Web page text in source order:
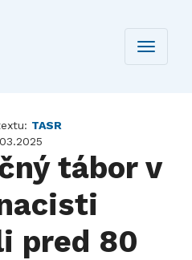
Toggle
TASR
tábor v
pred 80